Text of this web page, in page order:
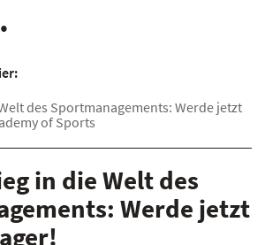
des Sportmanagements: Werde jetzt
of Sports
in die Welt des
Werde jetzt